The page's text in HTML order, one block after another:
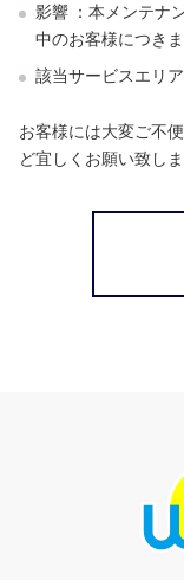
影響 ：本メンテナ
中のお客様につき
該当サービスエリ
お客様には大変ご不
ど宜しくお願い致しま